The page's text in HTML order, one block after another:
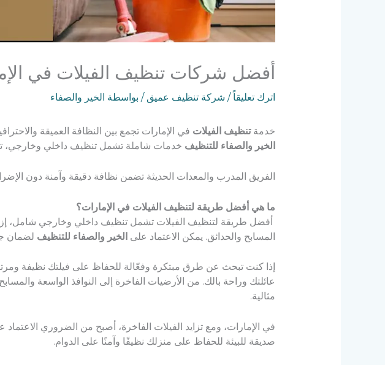
أفضل شركات تنظيف الفيلات في
اترك تعليقاً / شركة تنظيف عميق / بواسطة الخير والصفاء
خدمةتنظيف الفيلات في الإمارات تجمع بين النظافة العميقة
الخير والصفاء للتنظيف خدمات شاملة تشمل تنظيف داخلي وخارجي،
الفريق المدرب والمعدات الحديثة تضمن نظافة دقيقة وآمنة دون
ما هي أفضل طريقة لتنظيف الفيلات في الإمارات؟
أفضل طريقة لتنظيف الفيلات تشمل تنظيف داخلي وخارجي شامل،
المسابح والحدائق. يمكن الاعتماد على الخير والصفاء للتنظيف لضمان
إذا كنت تبحث عن طرق مبتكرة وفعّالة للحفاظ على فيلتك نظيفة
عائلتك وراحة بالك. من الأرضيات الفاخرة إلى النوافذ الواسعة
مثالية.
في الإمارات، ومع تزايد الفيلات الفاخرة، أصبح من الضروري
صديقة للبيئة للحفاظ على منزلك نظيفًا وآمنًا على الدوام.